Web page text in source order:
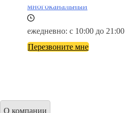
многоканальный
ежедневно: с 10:00 до 21:00
Перезвоните мне
О компании